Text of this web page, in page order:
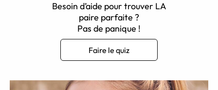
Besoin d’aide pour trouver LA
paire parfaite ?
Pas de panique !
Faire le quiz